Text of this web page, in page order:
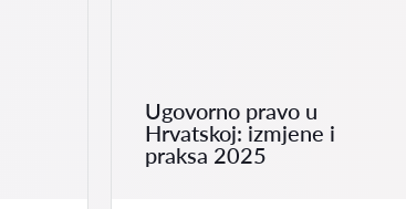
Ugovorno pravo u
Hrvatskoj: izmjene i
praksa 2025